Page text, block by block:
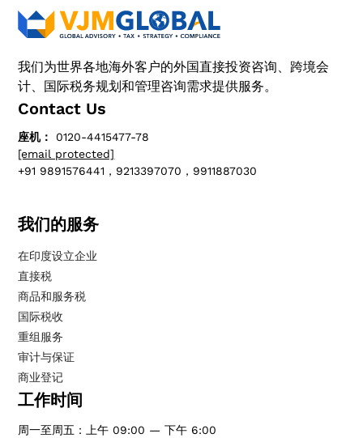
我们为世界各地海外客户的外国直接投资咨询、跨境会
计、国际税务规划和管理咨询需求提供服务。
Contact Us
座机：
0120-4415477-78
[email protected]
+91 9891576441，9213397070，9911887030
我们的服务
在印度设立企业
直接税
商品和服务税
国际税收
重组服务
审计与保证
商业登记
工作时间
周一至周五：上午 09:00 — 下午 6:00